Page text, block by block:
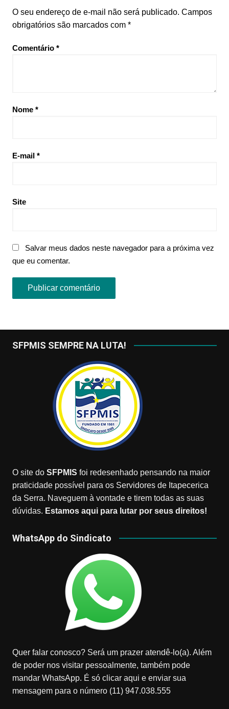
O seu endereço de e-mail não será publicado. Campos
obrigatórios são marcados com *
Comentário *
Nome *
E-mail *
Site
Salvar meus dados neste navegador para a próxima vez
que eu comentar.
SFPMIS SEMPRE NA LUTA!
O site do SFPMIS foi redesenhado pensando na maior
praticidade possível para os Servidores de Itapecerica
da Serra. Naveguem à vontade e tirem todas as suas
dúvidas. Estamos aqui para lutar por seus direitos!
WhatsApp do Sindicato
Quer falar conosco? Será um prazer atendê-lo(a). Além
de poder nos visitar pessoalmente, também pode
mandar WhatsApp. É só clicar aqui e enviar sua
mensagem para o número (11) 947.038.555